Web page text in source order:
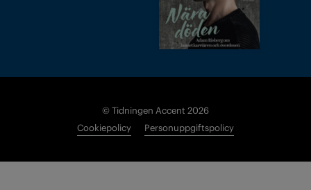
© Tidningen Accent 2026
Cookiepolicy
Personuppgiftspolicy